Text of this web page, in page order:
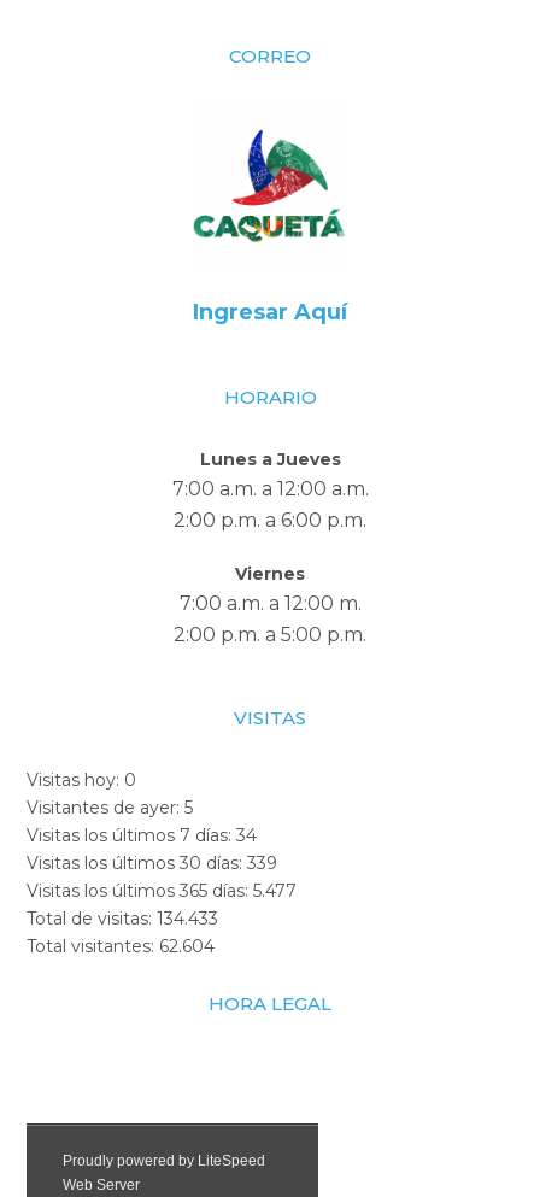
CORREO
Ingresar Aquí
HORARIO
Lunes a Jueves
7:00 a.m. a 12:00 a.m.
2:00 p.m. a 6:00 p.m.
Viernes
7:00 a.m. a 12:00 m.
2:00 p.m. a 5:00 p.m.
VISITAS
Visitas hoy: 0
Visitantes de ayer:5
Visitas los últimos 7 días:34
Visitas los últimos 30 días:339
Visitas los últimos 365 días:5.477
Total de visitas:134.433
Total visitantes: 62.604
HORA LEGAL